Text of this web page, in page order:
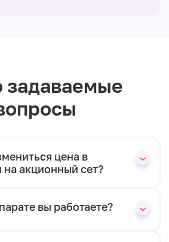
задаваемые
цена в
акционный сет?
вы работаете?